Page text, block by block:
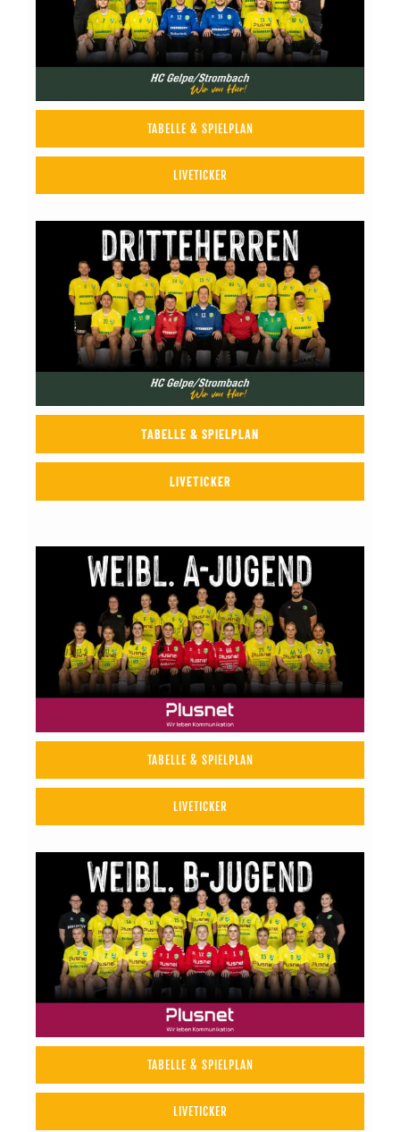
TABELLE & SPIELPLAN
LIVETICKER
TABELLE & SPIELPLAN
LIVETICKER
TABELLE & SPIELPLAN
LIVETICKER
TABELLE & SPIELPLAN
LIVETICKER